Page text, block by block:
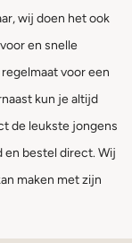
wij doen het ook
en snelle
voor een
kun je altijd
de leukste jongens
en bestel direct. Wij
maken met zijn